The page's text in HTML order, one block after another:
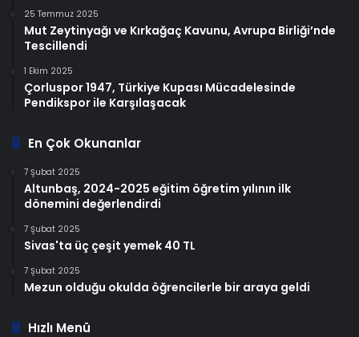
25 Temmuz 2025
Mut Zeytinyağı ve Kırkağaç Kavunu, Avrupa Birliği’nde
Tescillendi
1 Ekim 2025
Çorluspor 1947, Türkiye Kupası Mücadelesinde
Pendikspor ile Karşılaşacak
En Çok Okunanlar
7 Şubat 2025
Altunbaş, 2024-2025 eğitim öğretim yılının ilk
dönemini değerlendirdi
7 Şubat 2025
Sivas'ta üç çeşit yemek 40 TL
7 Şubat 2025
Mezun olduğu okulda öğrencilerle bir araya geldi
Hızlı Menü